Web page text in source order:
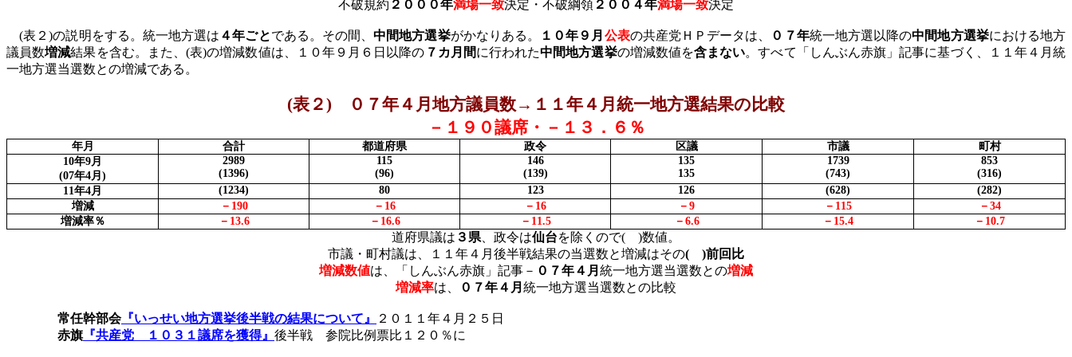
不破規約 ２０００年満場一致決定・不破綱領 ２００４年満場一致決定
(表２)の説明をする。統一地方選は ４年ごとである。その間、中間地方選挙がかなりある。 １０年９月 公表の共産党ＨＰデータは、 ０７年統一地方選以降の中間地方選挙における地方
議員数増減結果を含む。また、(表)の増減数値は、１０年９月６日以降の ７カ月間に行われた中間地方選挙の増減数値を含まない。すべて「しんぶん赤旗」記事に基づく、１１年４月統
一地方選当選数との増減である。
(表２) ０７年４月地方議員数→１１年４月統一地方選結果の比較
－１９０議席・－１３．６％
年月 合計 都道府県 政令 区議 市議
町村
10年9月
(07年4月 )
2989
(1396)
115
(96)
146
(139)
135
135
1739
(743)
853
(316)
11年4月 (1234) 80 123 126 (628)
(282)
増減
－ 190 － 16 － 16 － 9 － 115 － 34
増減率％
－ 13.6 － 16.6 － 11.5 － 6.6 － 15.4 － 10.7
道府県議は ３県 、政令は仙台を除くので( )数値。
市議・町村議は、１１年４月後半戦結果の当選数と増減はその( )前回比
増減数値は、「しんぶん赤旗」記事－ ０７年４月 統一地方選当選数との増減
増減率は、 ０７年４月 統一地方選当選数との比較
常任幹部会『いっせい地方選挙後半戦の結果について』
２０１１年４月２５日
赤旗『共産党 １０３１議席を獲得』 後半戦 参院比例票比１２０％に